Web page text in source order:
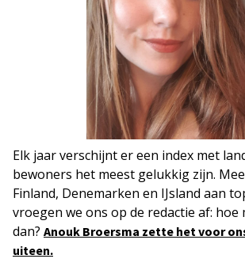
Elk jaar verschijnt er een index met
bewoners het meest gelukkig zijn.
Finland, Denemarken en IJsland aan
vroegen we ons op de redactie af: hoe
dan? Anouk Broersma zette het voor
uiteen.